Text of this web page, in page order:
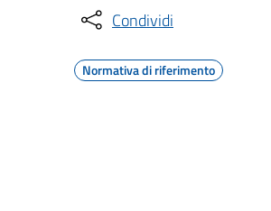
Condividi
Normativa di riferimento